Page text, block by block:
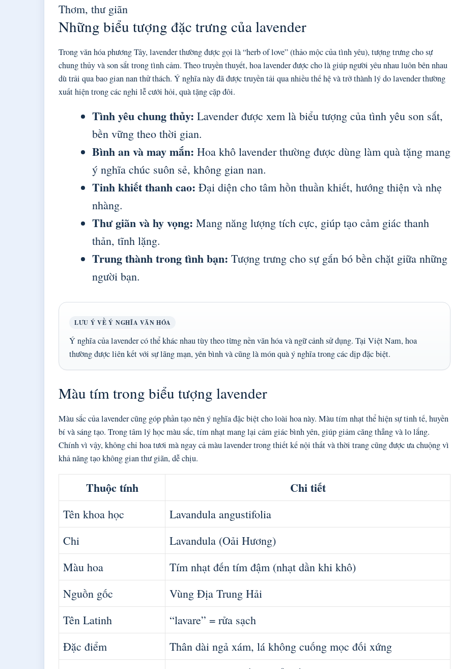
Thơm, thư giãn
Những biểu tượng đặc trưng của lavender
Trong văn hóa phương Tây, lavender thường được gọi là “herb of love” (thảo mộc của tình yêu), tượng trưng cho sự
chung thủy và son sắt trong tình cảm. Theo truyền thuyết, hoa lavender được cho là giúp người yêu nhau luôn bên nhau
dù trải qua bao gian nan thử thách. Ý nghĩa này đã được truyền tải qua nhiều thế hệ và trở thành lý do lavender thường
xuất hiện trong các nghi lễ cưới hỏi, quà tặng cặp đôi.
Tình yêu chung thủy: Lavender được xem là biểu tượng của tình yêu son sắt,
bền vững theo thời gian.
Bình an và may mắn: Hoa khô lavender thường được dùng làm quà tặng mang
ý nghĩa chúc suôn sẻ, không gian nan.
Tinh khiết thanh cao: Đại diện cho tâm hồn thuần khiết, hướng thiện và nhẹ
nhàng.
Thư giãn và hy vọng: Mang năng lượng tích cực, giúp tạo cảm giác thanh
thản, tĩnh lặng.
Trung thành trong tình bạn: Tượng trưng cho sự gắn bó bền chặt giữa những
người bạn.
LƯU Ý VỀ Ý NGHĨA VĂN HÓA
Ý nghĩa của lavender có thể khác nhau tùy theo từng nền văn hóa và ngữ cảnh sử dụng. Tại Việt Nam, hoa
thường được liên kết với sự lãng mạn, yên bình và cũng là món quà ý nghĩa trong các dịp đặc biệt.
Màu tím trong biểu tượng lavender
Màu sắc của lavender cũng góp phần tạo nên ý nghĩa đặc biệt cho loài hoa này. Màu tím nhạt thể hiện sự tinh tế, huyền
bí và sáng tạo. Trong tâm lý học màu sắc, tím nhạt mang lại cảm giác bình yên, giúp giảm căng thẳng và lo lắng.
Chính vì vậy, không chỉ hoa tươi mà ngay cả màu lavender trong thiết kế nội thất và thời trang cũng được ưa chuộng vì
khả năng tạo không gian thư giãn, dễ chịu.
Thuộc tính Chi tiết
Tên khoa học
Lavandula angustifolia
Chi
Lavandula (Oải Hương)
Màu hoa
Tím nhạt đến tím đậm (nhạt dần khi khô)
Nguồn gốc
Vùng Địa Trung Hải
Tên Latinh
“lavare” = rửa sạch
Đặc điểm
Thân dài ngả xám, lá không cuống mọc đối xứng